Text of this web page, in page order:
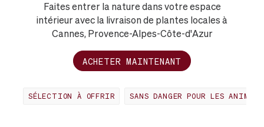
Faites entrer la nature dans votre espace
intérieur avec la livraison de plantes locales à
Cannes, Provence-Alpes-Côte-d'Azur
ACHETER MAINTENANT
SÉLECTION À OFFRIR SANS DANGER POUR LES ANIMAUX